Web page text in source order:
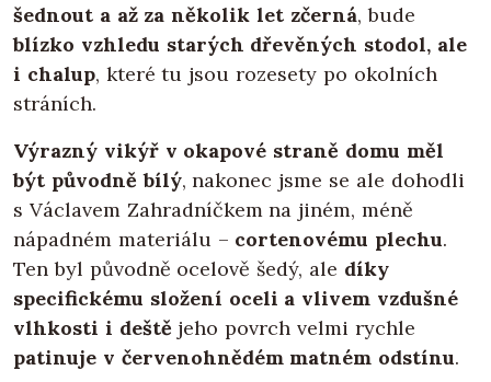
šednout a až za několik let zčerná, bude
blízko vzhledu starých dřevěných stodol, ale
i chalup, které tu jsou rozesety po okolních
stráních.
Výrazný vikýř v okapové straně domu měl
být původně bílý, nakonec jsme se ale dohodli
s Václavem Zahradníčkem na jiném, méně
nápadném materiálu – cortenovému plechu.
Ten byl původně ocelově šedý, ale díky
specifickému složení oceli a vlivem vzdušné
vlhkosti i deště jeho povrch velmi rychle
patinuje v červenohnědém matném odstínu.